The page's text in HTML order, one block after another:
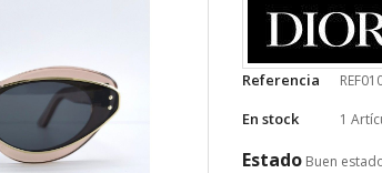
Referencia
En stock 1
Estado Buen